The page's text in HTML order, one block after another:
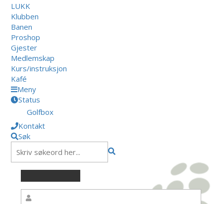
LUKK
Klubben
Banen
Proshop
Gjester
Medlemskap
Kurs/instruksjon
Kafé
Meny
Status
Golfbox
Kontakt
Søk